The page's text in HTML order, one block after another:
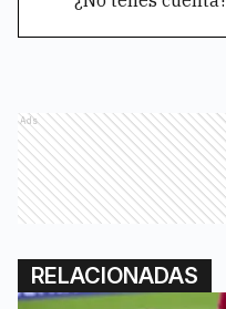
Ads
RELACIONADAS